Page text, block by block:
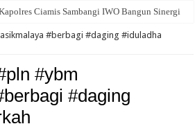
Ciamis Sambangi IWO Bangun Sinergi
Pramuka Garuda Kwarran Cikatomas 2026
#berbagi #daging #iduladha
#ybm
#daging